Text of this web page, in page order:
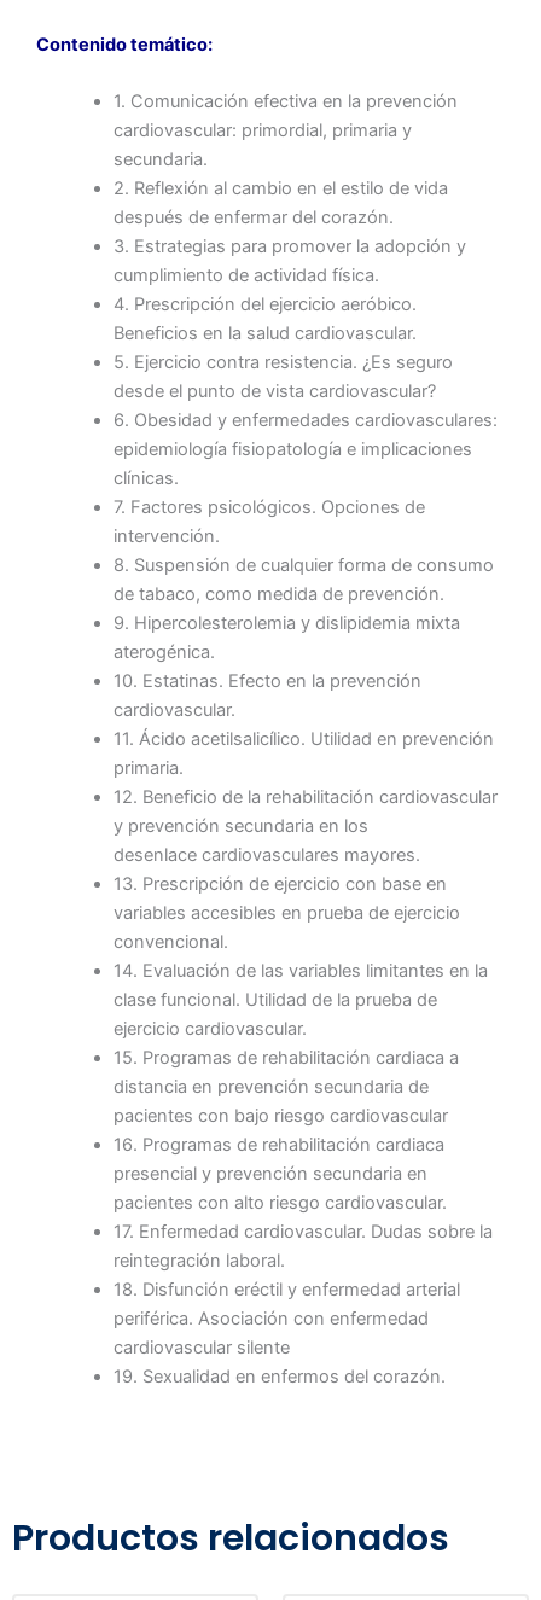
Contenido temático:
1. Comunicación efectiva en la prevención
cardiovascular: primordial, primaria y
secundaria.
2. Reflexión al cambio en el estilo de vida
después de enfermar del corazón.
3. Estrategias para promover la adopción y
cumplimiento de actividad física.
4. Prescripción del ejercicio aeróbico.
Beneficios en la salud cardiovascular.
5. Ejercicio contra resistencia. ¿Es seguro
desde el punto de vista cardiovascular?
6. Obesidad y enfermedades cardiovasculares:
epidemiología fisiopatología e implicaciones
clínicas.
7. Factores psicológicos. Opciones de
intervención.
8. Suspensión de cualquier forma de consumo
de tabaco, como medida de prevención.
9. Hipercolesterolemia y dislipidemia mixta
aterogénica.
10. Estatinas. Efecto en la prevención
cardiovascular.
11. Ácido acetilsalicílico. Utilidad en prevención
primaria.
12. Beneficio de la rehabilitación cardiovascular
y prevención secundaria en los
desenlace cardiovasculares mayores.
13. Prescripción de ejercicio con base en
variables accesibles en prueba de ejercicio
convencional.
14. Evaluación de las variables limitantes en la
clase funcional. Utilidad de la prueba de
ejercicio cardiovascular.
15. Programas de rehabilitación cardiaca a
distancia en prevención secundaria de
pacientes con bajo riesgo cardiovascular
16. Programas de rehabilitación cardiaca
presencial y prevención secundaria en
pacientes con alto riesgo cardiovascular.
17. Enfermedad cardiovascular. Dudas sobre la
reintegración laboral.
18. Disfunción eréctil y enfermedad arterial
periférica. Asociación con enfermedad
cardiovascular silente
19. Sexualidad en enfermos del corazón.
Productos relacionados